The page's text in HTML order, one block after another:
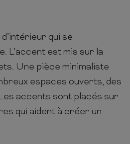
qui se
est mis sur la
Une pièce minimaliste
espaces ouverts, des
accents sont placés sur
qui aident à créer un